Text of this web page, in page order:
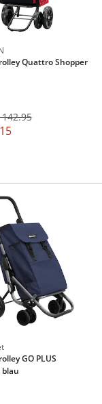
Quattro Shopper
142.95
GO PLUS
PREMIUM blau